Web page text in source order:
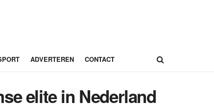
ADVERTEREN CONTACT
elite in Nederland